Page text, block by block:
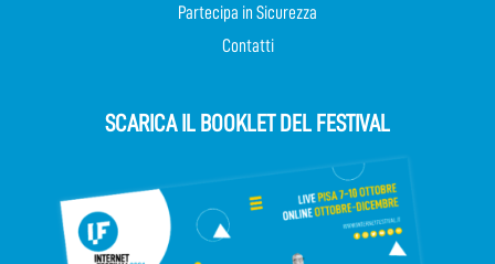
Partecipa in Sicurezza
Contatti
SCARICA IL BOOKLET DEL FESTIVAL